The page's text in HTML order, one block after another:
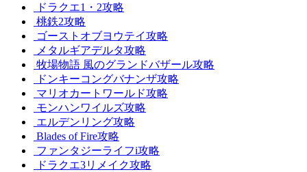
ドラクエ1・2攻略
桃鉄2攻略
ゴーストオブヨウテイ攻略
メタルギアデルタ攻略
牧場物語 風のグランドバザール攻略
ドンキーコングバナンザ攻略
マリオカートワールド攻略
モンハンワイルズ攻略
エルデンリング攻略
Blades of Fire攻略
ファンタジーライフi攻略
ドラクエ3リメイク攻略